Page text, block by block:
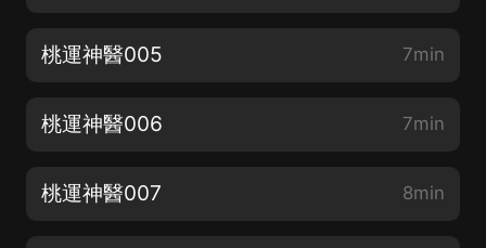
桃運神醫005 7min
桃運神醫006 7min
桃運神醫007 8min